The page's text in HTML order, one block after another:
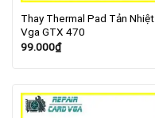
Thay Thermal Pad Tản Nhiệt
Vga GTX 470
99.000₫